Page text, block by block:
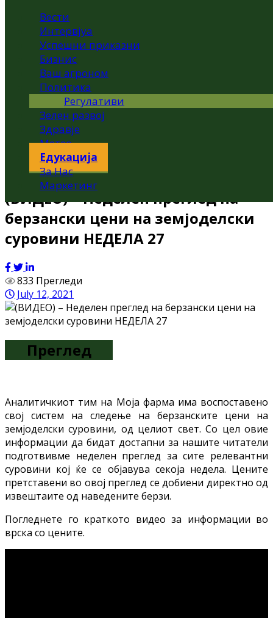
Вести
Интервјуа
Успешни приказни
Бизнис
Ваш агроном
Политика
Регулативи
Зелен развој
Здравје
Метео
Едукација
За Нас
Маркетинг
(ВИДЕО) – Неделен преглед на
берзански цени на земјоделски
суровини НЕДЕЛА 27
833 Прегледи
July 12, 2021
Преглед
Aналитичкиот тим на Моја фарма има воспоставено
свој систем на следење на берзанските цени на
земјоделски суровини, од целиот свет. Со цел овие
информации да бидат достапни за нашите читатели
подготвивме неделен преглед за сите релевантни
суровини кој ќе се објавува секоја недела. Цените
претставени во овој преглед се добиени директно од
извештаите од наведените берзи.
Погледнете го краткото видео за информации во
врска со цените.